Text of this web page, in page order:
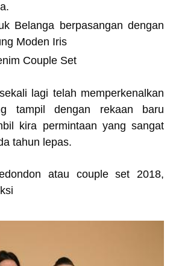
Belanga berpasangan dengan
Moden Iris
Couple Set
lagi telah memperkenalkan
tampil dengan rekaan baru
kira permintaan yang sangat
tahun lepas.
atau couple set 2018,